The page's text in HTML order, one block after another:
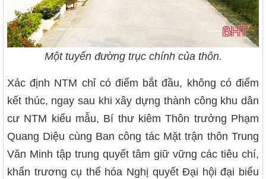
Một tuyến đường trục chính của thôn.
Xác định NTM chỉ có điểm bắt đầu, không có điểm
kết thúc, ngay sau khi xây dựng thành công khu dân
cư NTM kiểu mẫu, Bí thư kiêm Thôn trưởng Phạm
Quang Diệu cùng Ban công tác Mặt trận thôn Trung
Văn Minh tập trung quyết tâm giữ vững các tiêu chí,
khẩn trương cụ thể hóa Nghị quyết Đại hội đại biểu